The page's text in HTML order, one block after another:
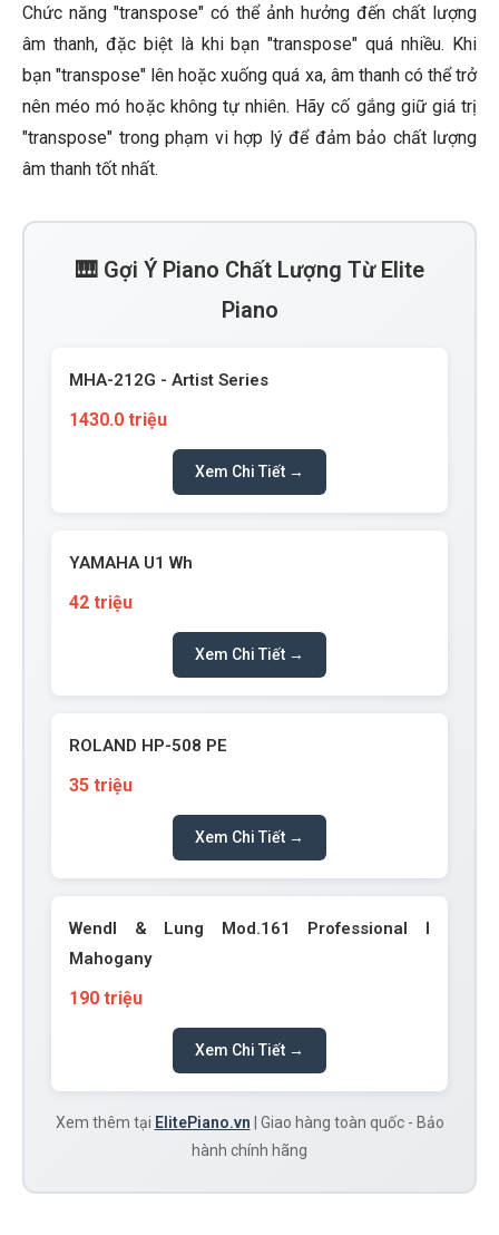
Chức năng "transpose" có thể ảnh hưởng đến chất lượng
âm thanh, đặc biệt là khi bạn "transpose" quá nhiều. Khi
bạn "transpose" lên hoặc xuống quá xa, âm thanh có thể trở
nên méo mó hoặc không tự nhiên. Hãy cố gắng giữ giá trị
"transpose" trong phạm vi hợp lý để đảm bảo chất lượng
âm thanh tốt nhất.
🎹 Gợi Ý Piano Chất Lượng Từ Elite
Piano
MHA-212G - Artist Series
1430.0 triệu
Xem Chi Tiết →
YAMAHA U1 Wh
42 triệu
Xem Chi Tiết →
ROLAND HP-508 PE
35 triệu
Xem Chi Tiết →
Wendl & Lung Mod.161 Professional I
Mahogany
190 triệu
Xem Chi Tiết →
Xem thêm tại ElitePiano.vn | Giao hàng toàn quốc - Bảo
hành chính hãng